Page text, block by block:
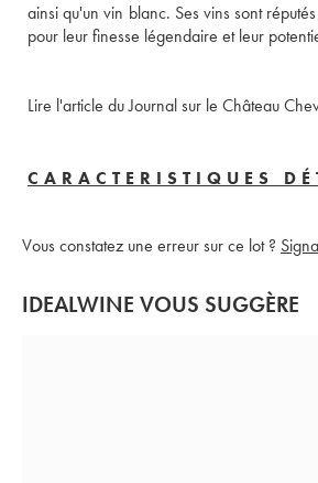
ainsi qu'un vin blanc. Ses vins sont
Lire l'article du Journal sur le Château
CARACTERISTIQUES
Vous constatez une erreur sur ce lot ?
IDEALWINE VOUS SUGGÈRE